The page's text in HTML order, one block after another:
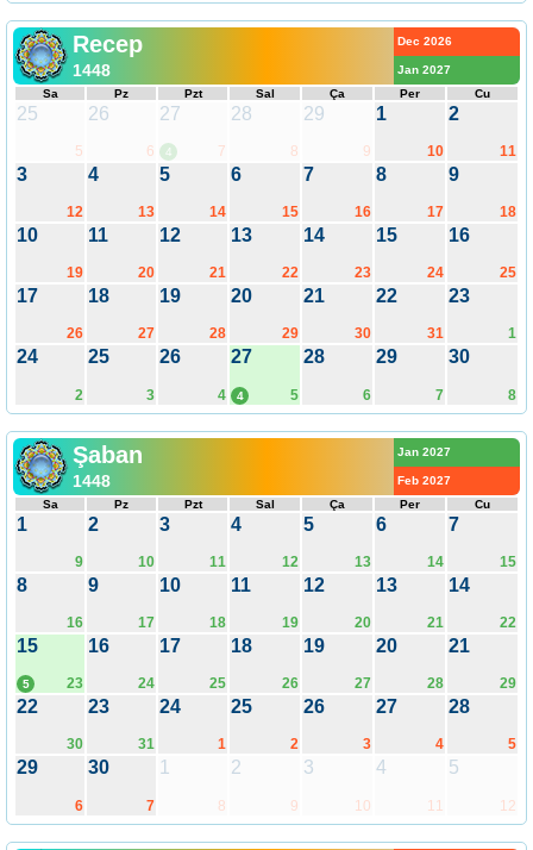
Recep
1448
Dec 2026
Jan 2027
Sa
Pz Pzt Sal Ça Per Cu
25
5
26
6
27
7
4
28
8
29
9
1
10
2
11
3
12
4
13
5
14
6
15
7
16
8
17
9
18
10
19
11
20
12
21
13
22
14
23
15
24
16
25
17
26
18
27
19
28
20
29
21
30
22
31
23
1
24
2
25
3
26
4
27
5
4
28
6
29
7
30
8
Şaban
1448
Jan 2027
Feb 2027
Sa
Pz Pzt Sal Ça Per Cu
1
9
2
10
3
11
4
12
5
13
6
14
7
15
8
16
9
17
10
18
11
19
12
20
13
21
14
22
15
23
5
16
24
17
25
18
26
19
27
20
28
21
29
22
30
23
31
24
1
25
2
26
3
27
4
28
5
29
6
30
7
1
8
2
9
3
10
4
11
5
12